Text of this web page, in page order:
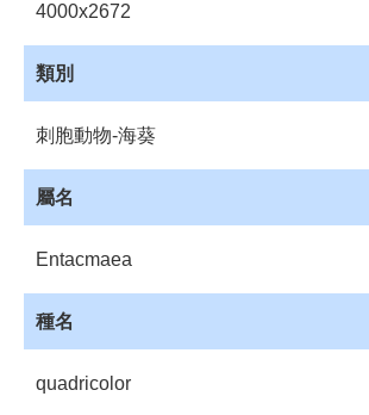
資
理
藏
登
4000x2672
類別
刺胞動物-海葵
屬名
Entacmaea
種名
quadricolor